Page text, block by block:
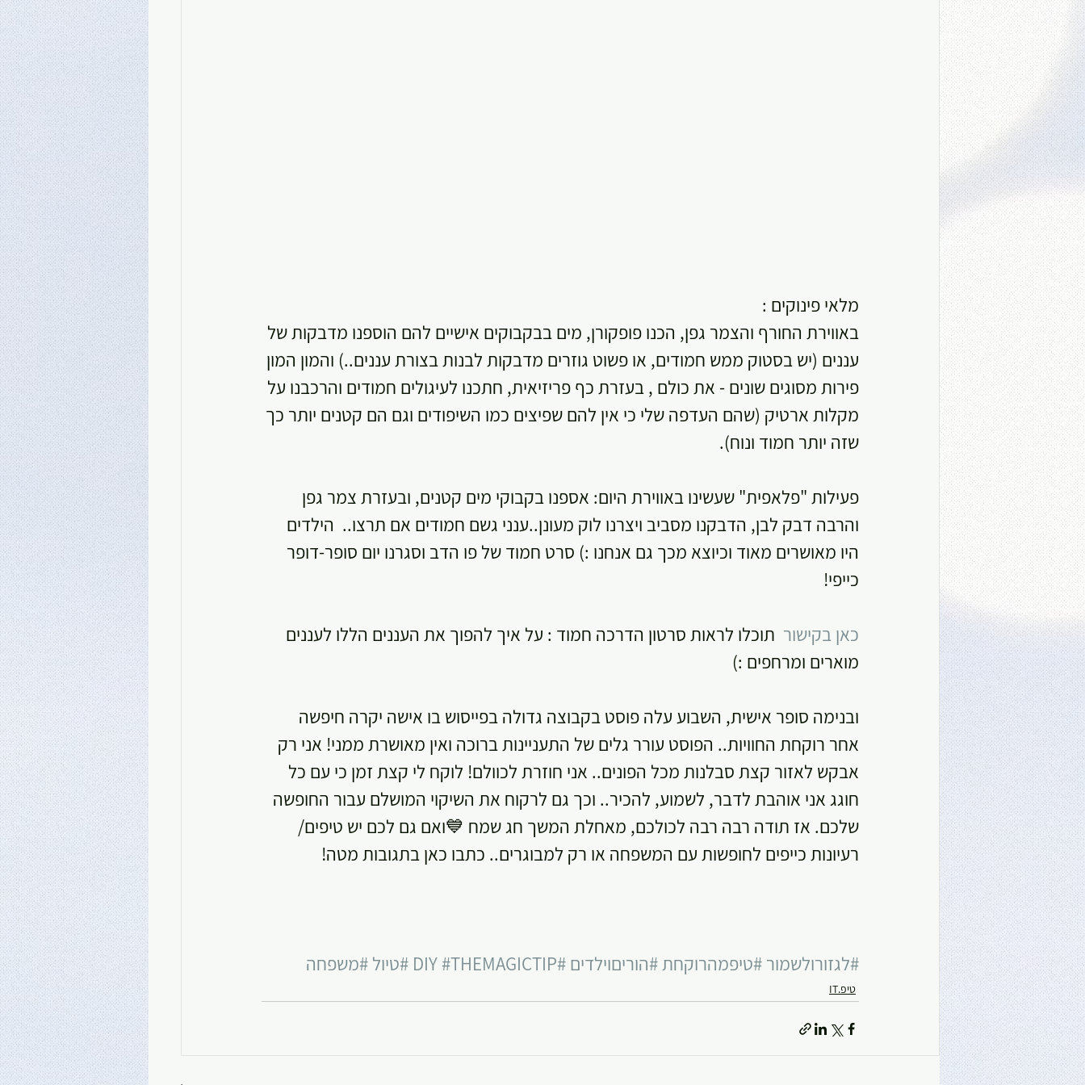
מלאי פינוקים :
באווירת החורף והצמר גפן, הכנו פופקורן, מים בבקבוקים אישיים להם הוספנו מדבקות של
עננים (יש בסטוק ממש חמודים, או פשוט גוזרים מדבקות לבנות בצורת עננים..) והמון המון
פירות מסוגים שונים - את כולם , בעזרת כף פריזיאית, חתכנו לעיגולים חמודים והרכבנו על
מקלות ארטיק (שהם העדפה שלי כי אין להם שפיצים כמו השיפודים וגם הם קטנים יותר כך
שזה יותר חמוד ונוח).
פעילות "פלאפית" שעשינו באווירת היום: אספנו בקבוקי מים קטנים, ובעזרת צמר גפן
והרבה דבק לבן, הדבקנו מסביב ויצרנו לוק מעונן..ענני גשם חמודים אם תרצו..  הילדים
היו מאושרים מאוד וכיוצא מכך גם אנחנו :) סרט חמוד של פו הדב וסגרנו יום סופר-דופר
כייפי!
כאן בקישור
  תוכלו לראות סרטון הדרכה חמוד : על איך להפוך את העננים הללו לעננים
מוארים ומרחפים :)
ובנימה סופר אישית, השבוע עלה פוסט בקבוצה גדולה בפייסוש בו אישה יקרה חיפשה
אחר רוקחת החוויות.. הפוסט עורר גלים של התעניינות ברוכה ואין מאושרת ממני! אני רק
אבקש לאזור קצת סבלנות מכל הפונים.. אני חוזרת לכוולם! לוקח לי קצת זמן כי עם כל
חוגג אני אוהבת לדבר, לשמוע, להכיר.. וכך גם לרקוח את השיקוי המושלם עבור החופשה
שלכם. אז תודה רבה רבה לכולכם, מאחלת המשך חג שמח 💙ואם גם לכם יש טיפים/
רעיונות כייפים לחופשות עם המשפחה או רק למבוגרים.. כתבו כאן בתגובות מטה!
#לגזורולשמור #טיפמהרוקחת#הוריםוילדים #DIY
#THEMAGICTIP #טיול #משפחה
טיפ.IT